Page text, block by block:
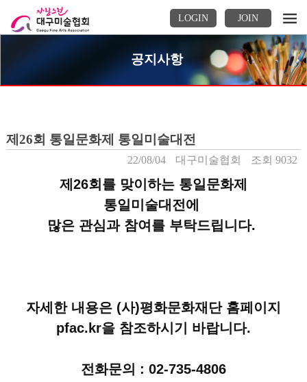
LOGIN JOIN
공지사항
제26회 통일문화제 통일미술대전
22/08/04 대구미술협회 조회 9032
제26회를 맞이하는 통일문화제
통일미술대전에
많은 관심과 참여를 부탁드립니다.
자세한 내용은 (사)평화문화재단 홈페이지
pfac.kr을 참조하시기 바랍니다.
전화문의 : 02-735-4806